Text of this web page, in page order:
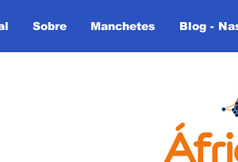
Sobre Manchetes Blog -